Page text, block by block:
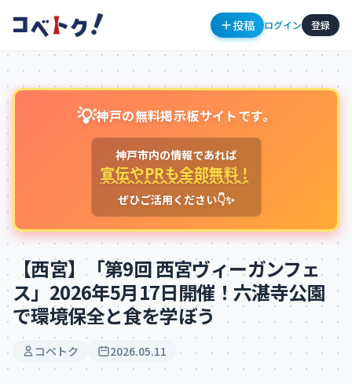
投稿 ログイン 登録
💡神戸の無料掲示板サイトです。
神戸市内の情報であれば
宣伝やPRも全部無料！
ぜひご活用ください👇✨
【西宮】「第9回 西宮ヴィーガンフェ
ス」2026年5月17日開催！六湛寺公園
で環境保全と食を学ぼう
コベトク 2026.05.11
コメントを投稿するにはログインが必要です
ログイン
新規登録